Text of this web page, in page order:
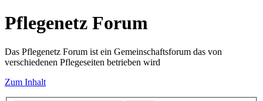
Pflegenetz Forum
Das Pflegenetz Forum ist ein Gemeinschaftsforum das von
verschiedenen Pflegeseiten betrieben wird
Zum Inhalt